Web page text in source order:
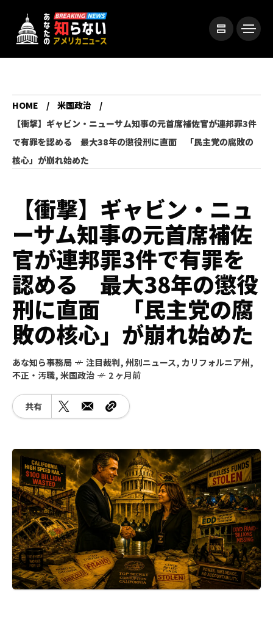
HOME
米国政治
【衝撃】ギャビン・ニューサム知事の元首席補佐官が連邦罪3件
で有罪を認める 最大38年の懲役刑に直面 「民主党の腐敗の
核心」が崩れ始めた
【衝撃】ギャビン・ニュ
ーサム知事の元首席補佐
官が連邦罪3件で有罪を
認める 最大38年の懲役
刑に直面 「民主党の腐
敗の核心」が崩れ始めた
あな知ら事務局 注目裁判, 州別ニュース, カリフォルニア州,
不正・汚職, 米国政治 2 ヶ月前
共有